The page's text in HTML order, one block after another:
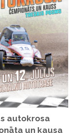
Rīgas iela 10
autokrosa
un kausa